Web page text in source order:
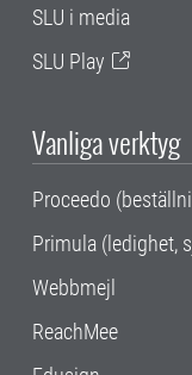
SLU i media
SLU Play
Vanliga verktyg
Proceedo
Primula (ledighet,
Webbmejl
ReachMee